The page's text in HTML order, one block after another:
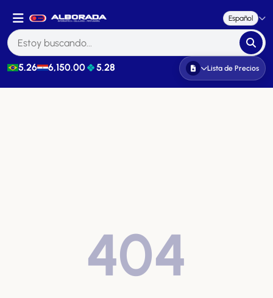
Español
5.26 6,150.00 5.28 Lista de Precios
404